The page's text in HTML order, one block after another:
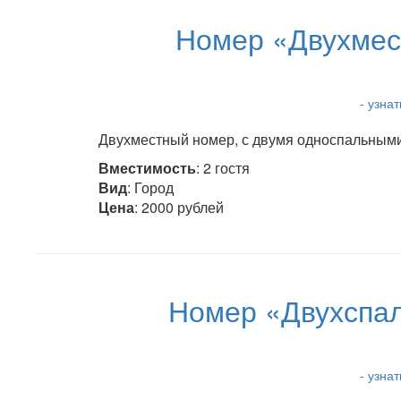
Номер
-
Двухместный номер, с двумя
Вместимость: 2 гостя
Вид: Город
Цена: 2000 рублей
Номер
-